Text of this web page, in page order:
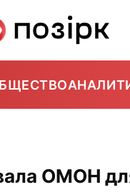
ОМОН